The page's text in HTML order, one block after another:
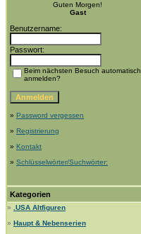
Guten Morgen!
Gast
Benutzername:
Passwort:
Beim nächsten Besuch automatisch
anmelden?
» Password vergessen
» Registrierung
» Kontakt
» Schlüsselwörter/Suchwörter:
Kategorien
»
.USA Altfiguren
» Haupt & Nebenserien